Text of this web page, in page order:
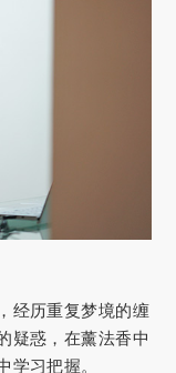
经历重复梦境的缠
疑惑，在薰法香中
习把握。